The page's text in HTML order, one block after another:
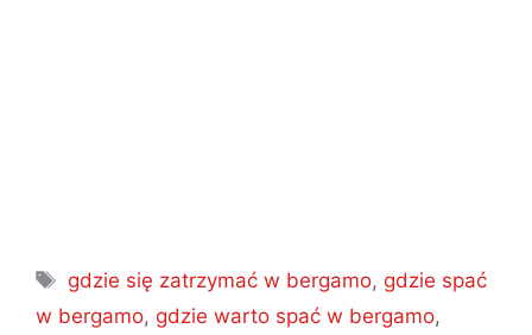
Tagi
gdzie się zatrzymać w bergamo, gdzie spać
w bergamo, gdzie warto spać w bergamo,